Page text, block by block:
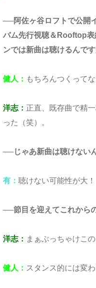
──阿佐ヶ谷ロフトで公開
バム先行視聴＆Rooftop表
ンでは新曲は聴けるんです
健人 ： もちろんつくってな
洋志： 正直、既存曲で精
った（笑）。
──じゃあ新曲は聴けない
有 ： 聴けない可能性が大！
──節目を迎えてこれから
洋志： まぁぶっちゃけこ
健人 ： スタンス的には変